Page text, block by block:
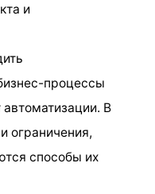
и
процессы
В
ограничения,
способы их